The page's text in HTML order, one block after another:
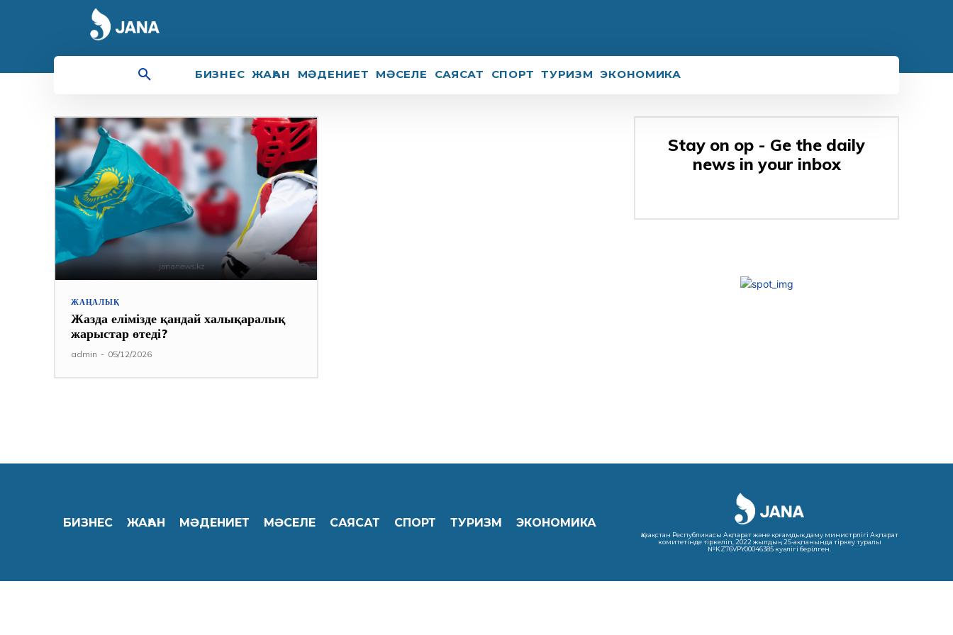
БИЗНЕС ЖАҺАН МӘДЕНИЕТ МӘСЕЛЕ САЯСАТ СПОРТ ТУРИЗМ ЭКОНОМИКА
жеңіл атлетика
ЖАҢАЛЫҚ
Жазда елімізде қандай халықаралық
жарыстар өтеді?
admin - 05/12/2026
Stay on op - Ge the daily
news in your inbox
БИЗНЕС ЖАҺАН МӘДЕНИЕТ МӘСЕЛЕ САЯСАТ СПОРТ ТУРИЗМ ЭКОНОМИКА
Қазақстан Республикасы Ақпарат және қоғамдық даму министрлігі Ақпарат
комитетінде тіркеліп, 2022 жылдың 25-ақпанында тіркеу туралы
№KZ76VPY00046385 куәлігі берілген.